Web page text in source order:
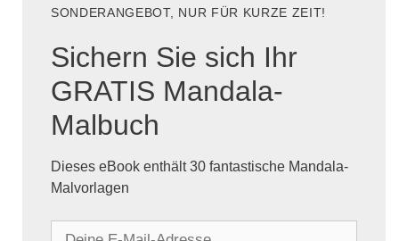
SONDERANGEBOT, NUR FÜR KURZE ZEIT!
Sichern Sie sich Ihr
GRATIS Mandala-
Malbuch
Dieses eBook enthält 30 fantastische Mandala-
Malvorlagen